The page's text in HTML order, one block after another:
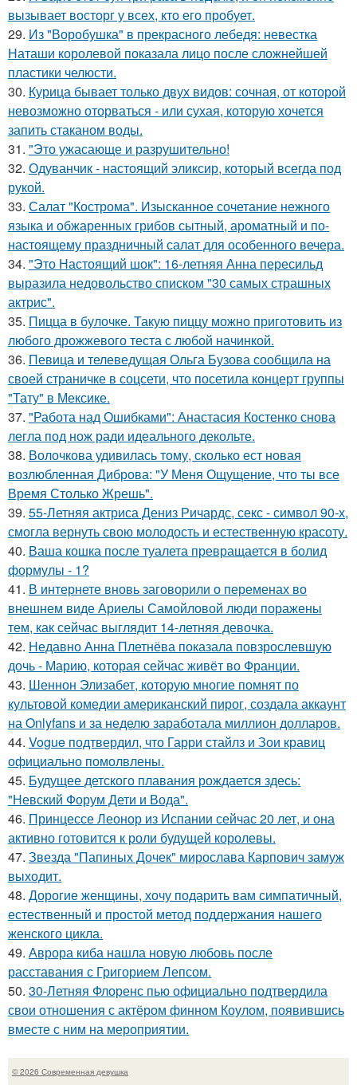
вызывает восторг у всех, кто его пробует.
29. Из "Воробушка" в прекрасного лебедя: невестка
Наташи королевой показала лицо после сложнейшей
пластики челюсти.
30. Курица бывает только двух видов: сочная, от которой
невозможно оторваться - или сухая, которую хочется
запить стаканом воды.
31. "Это ужасающе и разрушительно!
32. Одуванчик - настоящий эликсир, который всегда под
рукой.
33. Салат "Кострома". Изысканное сочетание нежного
языка и обжаренных грибов сытный, ароматный и по-
настоящему праздничный салат для особенного вечера.
34. "Это Настоящий шок": 16-летняя Анна пересильд
выразила недовольство списком "30 самых страшных
актрис".
35. Пицца в булочке. Такую пиццу можно приготовить из
любого дрожжевого теста с любой начинкой.
36. Певица и телеведущая Ольга Бузова сообщила на
своей страничке в соцсети, что посетила концерт группы
"Тату" в Мексике.
37. "Работа над Ошибками": Анастасия Костенко снова
легла под нож ради идеального декольте.
38. Волочкова удивилась тому, сколько ест новая
возлюбленная Диброва: "У Меня Ощущение, что ты все
Время Столько Жрешь".
39. 55-Летняя актриса Дениз Ричардс, секс - символ 90-х,
смогла вернуть свою молодость и естественную красоту.
40. Ваша кошка после туалета превращается в болид
формулы - 1?
41. В интернете вновь заговорили о переменах во
внешнем виде Ариелы Самойловой люди поражены
тем, как сейчас выглядит 14-летняя девочка.
42. Недавно Анна Плетнёва показала повзрослевшую
дочь - Марию, которая сейчас живёт во Франции.
43. Шеннон Элизабет, которую многие помнят по
культовой комедии американский пирог, создала аккаунт
на Onlyfans и за неделю заработала миллион долларов.
44. Vogue подтвердил, что Гарри стайлз и Зои кравиц
официально помолвлены.
45. Будущее детского плавания рождается здесь:
"Невский Форум Дети и Вода".
46. Принцессе Леонор из Испании сейчас 20 лет, и она
активно готовится к роли будущей королевы.
47. Звезда "Папиных Дочек" мирослава Карпович замуж
выходит.
48. Дорогие женщины, хочу подарить вам симпатичный,
естественный и простой метод поддержания нашего
женского цикла.
49. Аврора киба нашла новую любовь после
расставания с Григорием Лепсом.
50. 30-Летняя Флоренс пью официально подтвердила
свои отношения с актёром финном Коулом, появившись
вместе с ним на мероприятии.
© 2026 Современная девушка